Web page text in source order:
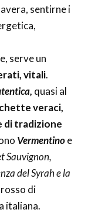
sentirne i
serve un
vitali.
quasi al
veraci,
di tradizione
Vermentinoe
Sauvignon,
del Syrah e la
rosso di
italiana.